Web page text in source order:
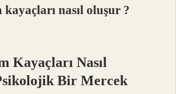
kayaçları nasıl oluşur ?
Kayaçları Nasıl
Bir Mercek